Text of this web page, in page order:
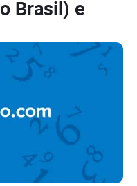
Brasil) e